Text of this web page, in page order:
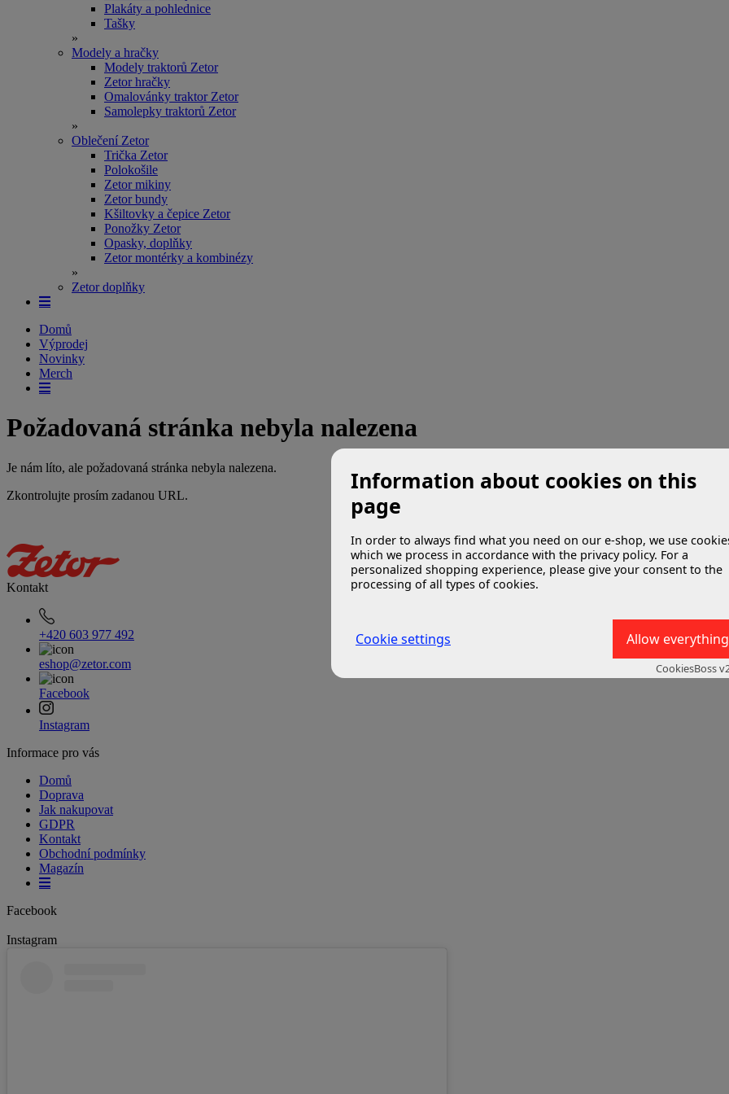
Information about cookies on this
page
In order to always find what you need on our e-shop, we use
which we process in accordance with the privacy policy. For a
personalized shopping experience, please give your consent to the
processing of all types of cookies.
Allow everything
Cookie settings
CookiesBoss
Plakáty a pohlednice
Tašky
»
Modely a hračky
Modely traktorů Zetor
Zetor hračky
Omalovánky traktor Zetor
Samolepky traktorů Zetor
»
Oblečení Zetor
Trička Zetor
Polokošile
Zetor mikiny
Zetor bundy
Kšiltovky a čepice Zetor
Ponožky Zetor
Opasky, doplňky
Zetor montérky a kombinézy
»
Zetor doplňky
Domů
Výprodej
Novinky
Merch
Požadovaná stránka nebyla nalezena
Je nám líto, ale požadovaná stránka nebyla nalezena.
Zkontrolujte prosím zadanou URL.
Kontakt
+420 603 977 492
eshop@zetor.com
Facebook
Instagram
Informace pro vás
Domů
Doprava
Jak nakupovat
GDPR
Kontakt
Obchodní podmínky
Magazín
Facebook
Instagram